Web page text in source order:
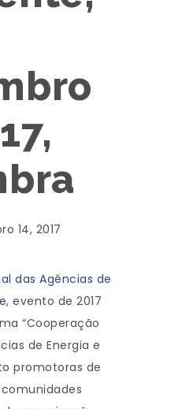
14, 2017
das Agências de
, evento de 2017
“Cooperação
de Energia e
promotoras de